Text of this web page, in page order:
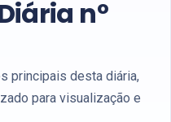
nº
principais desta diária,
para visualização e